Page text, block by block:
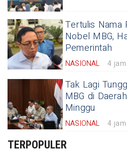
Tertulis
Nobel MBG,
Pemerintah
NASIONAL 4 jam
Tak Lagi
MBG di
Minggu
NASIONAL 4 jam
TERPOPULER